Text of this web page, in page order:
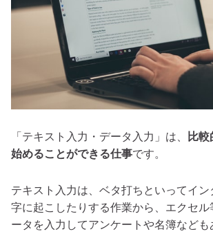
「テキスト入力・データ入力」は、
比
始めることができる仕事です。
テキスト入力は、ベタ打ちといってイ
字に起こしたりする作業から、エクセ
ータを入力してアンケートや名簿なども